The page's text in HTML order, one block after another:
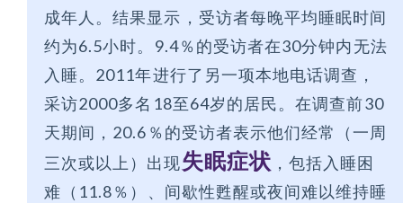
成年人。结果显示，受访者每晚平均睡眠时间
约为6.5小时。9.4％的受访者在30分钟内无法
入睡。2011年进行了另一项本地电话调查，
采访2000多名18至64岁的居民。在调查前30
天期间，20.6％的受访者表示他们经常（一周
三次或以上）出现失眠症状 ，包括入睡困
难（11.8％）、间歇性甦醒或夜间难以维持睡